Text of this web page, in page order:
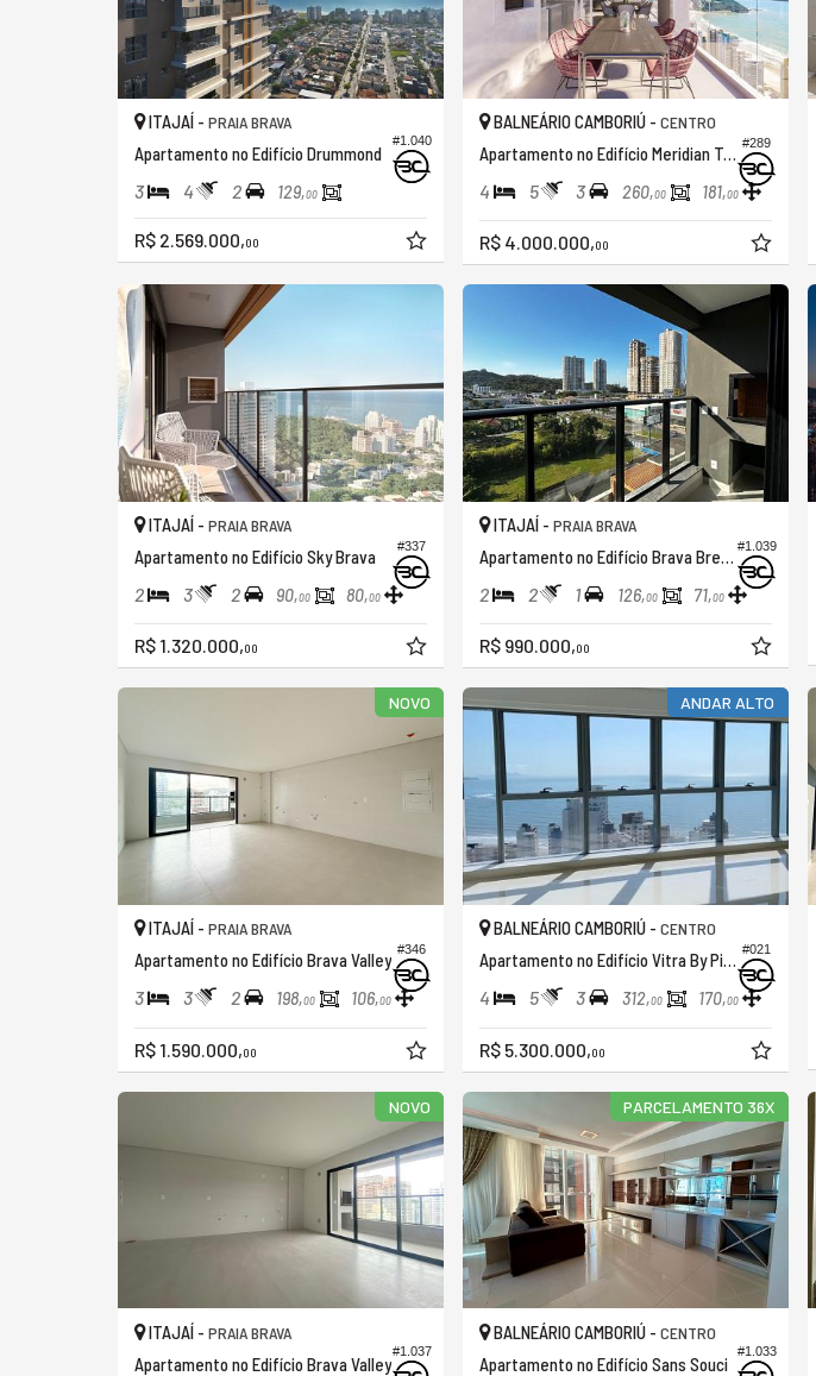
#1.040
ITAJAÍ - PRAIA BRAVA
Apartamento no Edifício Drummond
3 4 2 129,00
R$ 2.569.000,00
#289
BALNEÁRIO CAMBORIÚ - CENTRO
Apartamento no Edifício Meridian Tower
4 5 3 260,00 181,00
R$ 4.000.000,00
#337
ITAJAÍ - PRAIA BRAVA
Apartamento no Edifício Sky Brava
2 3 2 90,00 80,00
R$ 1.320.000,00
#1.039
ITAJAÍ - PRAIA BRAVA
Apartamento no Edifício Brava Breeze Residence
2 2 1 126,00 71,00
R$ 990.000,00
NOVO
#346
ITAJAÍ - PRAIA BRAVA
Apartamento no Edifício Brava Valley
3 3 2 198,00 106,00
R$ 1.590.000,00
ANDAR ALTO
#021
BALNEÁRIO CAMBORIÚ - CENTRO
Apartamento no Edifício Vitra By Pininfarina
4 5 3 312,00 170,00
R$ 5.300.000,00
NOVO
#1.037
ITAJAÍ - PRAIA BRAVA
Apartamento no Edifício Brava Valley
PARCELAMENTO 36X
#1.033
BALNEÁRIO CAMBORIÚ - CENTRO
Apartamento no Edifício Sans Souci